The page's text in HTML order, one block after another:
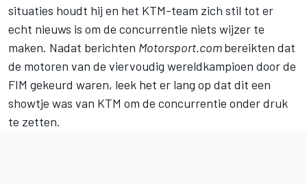
situaties houdt hij en het KTM-team zich stil tot er
echt nieuws is om de concurrentie niets wijzer te
maken. Nadat berichten Motorsport.combereikten dat
de motoren van de viervoudig wereldkampioen door de
FIM gekeurd waren, leek het er lang op dat dit een
showtje was van KTM om de concurrentie onder druk
te zetten.